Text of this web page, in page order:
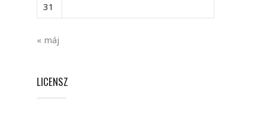
31
« máj
LICENSZ